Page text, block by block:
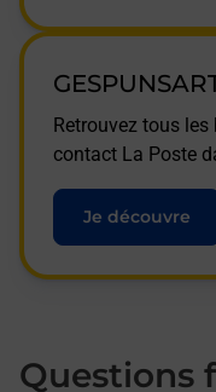
Retrouvez tous
contact La Poste
Je découvre
Questions